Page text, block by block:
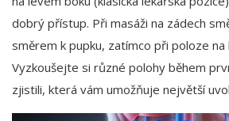
dobrý přístup. Při masáži na zádech
směrem k pupku, zatímco při poloze na
Vyzkoušejte si různé polohy během
zjistili, která vám umožňuje největší